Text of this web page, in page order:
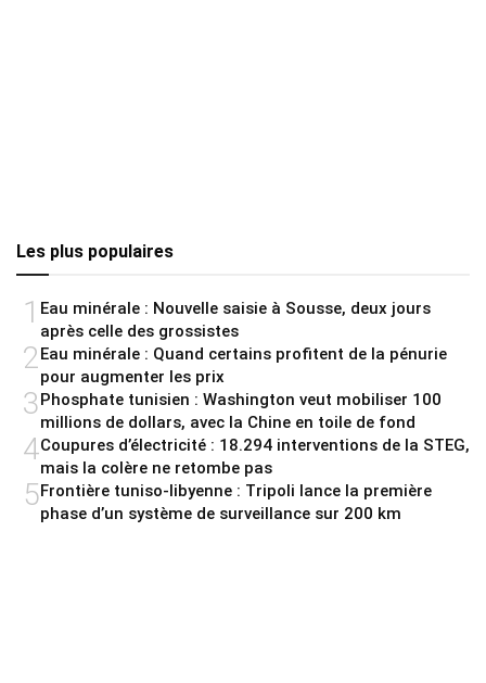
Les plus populaires
1 Eau minérale : Nouvelle saisie à Sousse, deux jours
après celle des grossistes
2 Eau minérale : Quand certains profitent de la pénurie
pour augmenter les prix
3Phosphate tunisien : Washington veut mobiliser 100
millions de dollars, avec la Chine en toile de fond
4Coupures d’électricité : 18.294 interventions de la STEG,
mais la colère ne retombe pas
5Frontière tuniso-libyenne : Tripoli lance la première
phase d’un système de surveillance sur 200 km